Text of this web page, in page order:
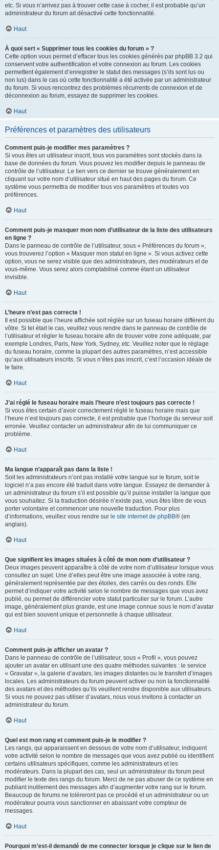
etc. Si vous n’arrivez pas à trouver cette case à cocher, il est probable qu’un
administrateur du forum ait désactivé cette fonctionnalité.
Haut
À quoi sert « Supprimer tous les cookies du forum » ?
Cette option vous permet d’effacer tous les cookies générés par phpBB 3.2 qui
conservent votre authentification et votre connexion au forum. Les cookies
permettent également d’enregistrer le statut des messages (s’ils sont lus ou
non lus) dans le cas où cette fonctionnalité a été activée par un administrateur
du forum. Si vous rencontrez des problèmes récurrents de connexion et de
déconnexion au forum, essayez de supprimer les cookies.
Haut
Préférences et paramètres des utilisateurs
Comment puis-je modifier mes paramètres ?
Si vous êtes un utilisateur inscrit, tous vos paramètres sont stockés dans la
base de données du forum. Vous pouvez les modifier depuis le panneau de
contrôle de l’utilisateur. Le lien vers ce dernier se trouve généralement en
cliquant sur votre nom d’utilisateur situé en haut des pages du forum. Ce
système vous permettra de modifier tous vos paramètres et toutes vos
préférences.
Haut
Comment puis-je masquer mon nom d’utilisateur de la liste des utilisateurs
en ligne ?
Dans le panneau de contrôle de l’utilisateur, sous « Préférences du forum »,
vous trouverez l’option « Masquer mon statut en ligne ». Si vous activez cette
option, vous ne serez visible que des administrateurs, des modérateurs et de
vous-même. Vous serez alors comptabilisé comme étant un utilisateur
invisible.
Haut
L’heure n’est pas correcte !
Il est possible que l’heure affichée soit réglée sur un fuseau horaire différent du
vôtre. Si tel était le cas, veuillez vous rendre dans le panneau de contrôle de
l’utilisateur et régler le fuseau horaire afin de trouver votre zone adéquate, par
exemple Londres, Paris, New York, Sydney, etc. Veuillez noter que le réglage
du fuseau horaire, comme la plupart des autres paramètres, n’est accessible
qu’aux utilisateurs inscrits. Si vous n’êtes pas inscrit, c’est l’occasion idéale de
le faire.
Haut
J’ai réglé le fuseau horaire mais l’heure n’est toujours pas correcte !
Si vous êtes certain d’avoir correctement réglé le fuseau horaire mais que
l’heure n’est toujours pas correcte, il est probable que l’horloge du serveur soit
erronée. Veuillez contacter un administrateur afin de lui communiquer ce
problème.
Haut
Ma langue n’apparaît pas dans la liste !
Soit les administrateurs n’ont pas installé votre langue sur le forum, soit le
logiciel n’a pas encore été traduit dans votre langue. Essayez de demander à
un administrateur du forum s’il est possible qu’il puisse installer la langue que
vous souhaitez. Si la traduction désirée n’existe pas, vous êtes libre de vous
porter volontaire et commencer une nouvelle traduction. Pour plus
d’informations, veuillez vous rendre sur le site internet de phpBB® (en
anglais).
Haut
Que signifient les images situées à côté de mon nom d’utilisateur ?
Deux images peuvent apparaître à côté de votre nom d’utilisateur lorsque vous
consultez un sujet. Une d’elles peut être une image associée à votre rang,
généralement représentée par des étoiles, des carrés ou des ronds. Elle
permet d’indiquer votre activité selon le nombre de messages que vous avez
publié, ou permet de différencier votre statut particulier sur le forum. L’autre
image, généralement plus grande, est une image connue sous le nom d’avatar
qui est bien souvent unique et personnelle à chaque utilisateur.
Haut
Comment puis-je afficher un avatar ?
Dans le panneau de contrôle de l’utilisateur, sous « Profil », vous pouvez
ajouter un avatar en utilisant une des quatre méthodes suivantes : le service
« Gravatar », la galerie d’avatars, les images distantes ou le transfert d’images
locales. Les administrateurs du forum peuvent activer ou non la fonctionnalité
des avatars et des méthodes qu’ils veuillent rendre disponible aux utilisateurs.
Si vous ne pouvez pas utiliser d’avatars, nous vous invitons à contacter un
administrateur du forum.
Haut
Quel est mon rang et comment puis-je le modifier ?
Les rangs, qui apparaissent en dessous de votre nom d’utilisateur, indiquent
votre activité selon le nombre de messages que vous avez publié ou identifient
certains utilisateurs spécifiques, comme les administrateurs et les
modérateurs. Dans la plupart des cas, seul un administrateur du forum peut
modifier le texte des rangs du forum. Merci de ne pas abuser de ce système en
publiant inutilement des messages afin d’augmenter votre rang sur le forum.
Beaucoup de forums ne toléreront pas ce procédé et un administrateur ou un
modérateur pourra vous sanctionner en abaissant votre compteur de
messages.
Haut
Pourquoi m’est-il demandé de me connecter lorsque je clique sur le lien de